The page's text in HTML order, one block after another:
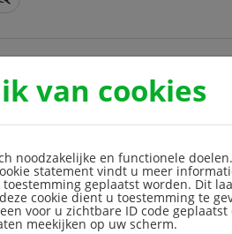
van cookies
noodzakelijke en functionele
statement vindt u meer
geplaatst worden. Dit
cookie dient u toestemming te
voor u zichtbare ID code
meekijken op uw scherm.